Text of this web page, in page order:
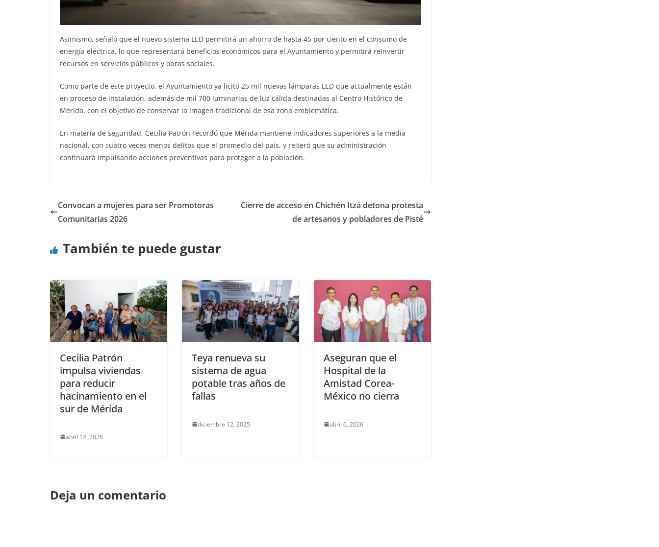
Asimismo, señaló que el nuevo sistema LED permitirá un ahorro de hasta 45 por ciento en el consumo de
energía eléctrica, lo que representará beneficios económicos para el Ayuntamiento y permitirá reinvertir
recursos en servicios públicos y obras sociales.
Como parte de este proyecto, el Ayuntamiento ya licitó 25 mil nuevas lámparas LED que actualmente están
en proceso de instalación, además de mil 700 luminarias de luz cálida destinadas al Centro Histórico de
Mérida, con el objetivo de conservar la imagen tradicional de esa zona emblemática.
En materia de seguridad, Cecilia Patrón recordó que Mérida mantiene indicadores superiores a la media
nacional, con cuatro veces menos delitos que el promedio del país, y reiteró que su administración
continuará impulsando acciones preventivas para proteger a la población.
Convocan a mujeres para ser Promotoras
Comunitarias 2026
Cierre de acceso en Chichén Itzá detona protesta
de artesanos y pobladores de Pisté
También te puede gustar
Cecilia Patrón
impulsa viviendas
para reducir
hacinamiento en el
sur de Mérida
abril 12, 2026
Teya renueva su
sistema de agua
potable tras años de
fallas
diciembre 12, 2025
Aseguran que el
Hospital de la
Amistad Corea-
México no cierra
abril 6, 2026
Deja un comentario